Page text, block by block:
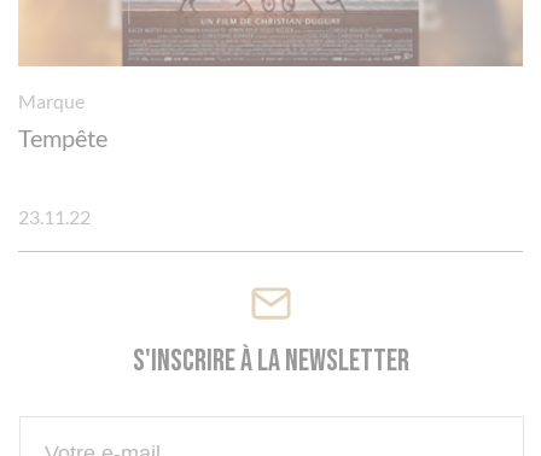
Marque
Tempête
23.11.22
S'inscrire à la newsletter